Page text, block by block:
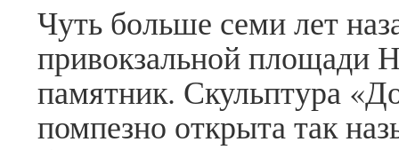
Чуть больше семи лет
привокзальной площади
памятник. Скульптура
помпезно открыта так